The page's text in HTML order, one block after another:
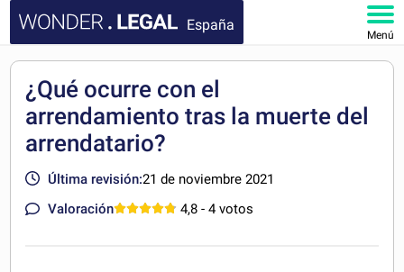
España
Menú
DOCUMENTOS
MI CUENTA
¿Qué ocurre con el
arrendamiento tras la muerte del
arrendatario?
Última revisión:21 de noviembre 2021
Valoración
4,8 - 4 votos